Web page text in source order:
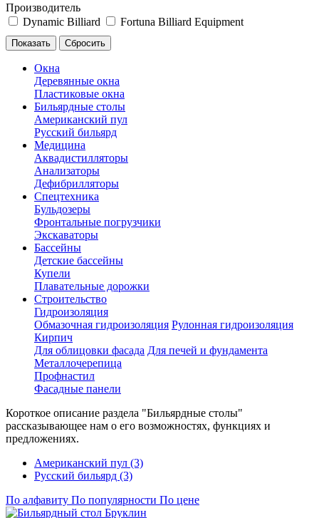
Производитель
Dynamic Billiard
Fortuna Billiard Equipment
Окна
Деревянные окна
Пластиковые окна
Бильярдные столы
Американский пул
Русский бильярд
Медицина
Аквадистилляторы
Анализаторы
Дефибрилляторы
Спецтехника
Бульдозеры
Фронтальные погрузчики
Экскаваторы
Бассейны
Детские бассейны
Купели
Плавательные дорожки
Строительство
Гидроизоляция
Обмазочная гидроизоляция Рулонная гидроизоляция
Кирпич
Для облицовки фасада Для печей и фундамента
Металлочерепица
Профнастил
Фасадные панели
Короткое описание раздела "Бильярдные столы"
рассказывающее нам о его возможностях, функциях и
предложениях.
Американский пул (3)
Русский бильярд (3)
По алфавиту По популярности По цене